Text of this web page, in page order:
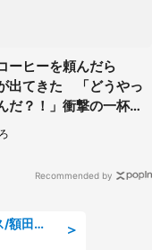
ーヒーを頼んだら
が出てきた 「どうやっ
だ？！」衝撃の一杯が
Recommended by
＞
介護職・ヘルパー/デイサービス/額田郡幸田町/JR東海道本線 幸田/愛知県